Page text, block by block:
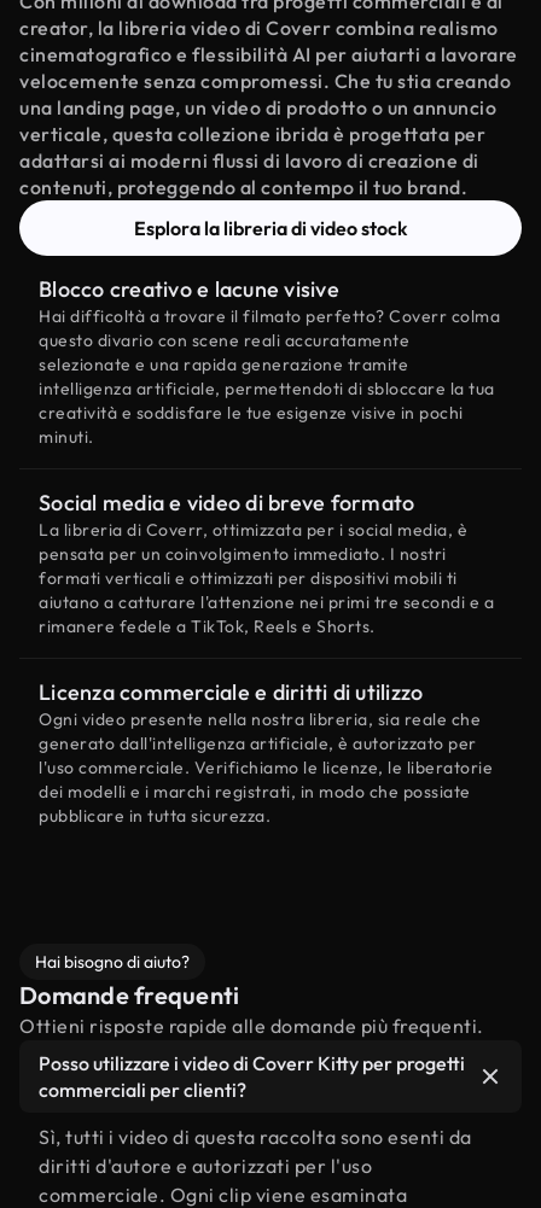
creator, la libreria video di Coverr combina realismo
cinematografico e flessibilità AI per aiutarti a lavorare
velocemente senza compromessi. Che tu stia creando
una landing page, un video di prodotto o un annuncio
verticale, questa collezione ibrida è progettata per
adattarsi ai moderni flussi di lavoro di creazione di
contenuti, proteggendo al contempo il tuo brand.
Esplora la libreria di video stock
Blocco creativo e lacune visive
Hai difficoltà a trovare il filmato perfetto? Coverr colma
questo divario con scene reali accuratamente
selezionate e una rapida generazione tramite
intelligenza artificiale, permettendoti di sbloccare la tua
creatività e soddisfare le tue esigenze visive in pochi
minuti.
Social media e video di breve formato
La libreria di Coverr, ottimizzata per i social media, è
pensata per un coinvolgimento immediato. I nostri
formati verticali e ottimizzati per dispositivi mobili ti
aiutano a catturare l'attenzione nei primi tre secondi e a
rimanere fedele a TikTok, Reels e Shorts.
Licenza commerciale e diritti di utilizzo
Ogni video presente nella nostra libreria, sia reale che
generato dall'intelligenza artificiale, è autorizzato per
l'uso commerciale. Verifichiamo le licenze, le liberatorie
dei modelli e i marchi registrati, in modo che possiate
pubblicare in tutta sicurezza.
Hai bisogno di aiuto?
Domande frequenti
Ottieni risposte rapide alle domande più frequenti.
Posso utilizzare i video di Coverr Kitty per progetti
commerciali per clienti?
Sì, tutti i video di questa raccolta sono esenti da
diritti d'autore e autorizzati per l'uso
commerciale. Ogni clip viene esaminata